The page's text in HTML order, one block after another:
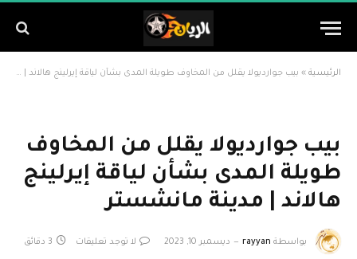
الرئيسية » بيب جوارديولا يقلل من المخاوف طويلة المدى بشأن لياقة إيرلينج هالاند | مدينة مانشستر
بيب جوارديولا يقلل من المخاوف
طويلة المدى بشأن لياقة إيرلينج
هالاند | مدينة مانشستر
بواسطة rayyan ديسمبر 10, 2023 لا توجد تعليقات 3 دقائق